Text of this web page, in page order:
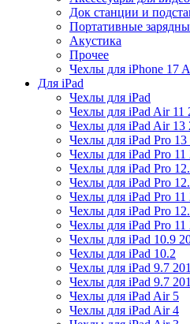
Док станции и
Портативные
Акустика
Прочее
Чехлы для iPhone 17
Для iPad
Чехлы для iPad
Чехлы для iPad Air 11
Чехлы для iPad Air 13
Чехлы для iPad Pro 13
Чехлы для iPad Pro 11
Чехлы для iPad Pro
Чехлы для iPad Pro
Чехлы для iPad Pro 11
Чехлы для iPad Pro
Чехлы для iPad Pro 11
Чехлы для iPad 10.9
Чехлы для iPad 10.2
Чехлы для iPad 9.7
Чехлы для iPad 9.7
Чехлы для iPad Air 5
Чехлы для iPad Air 4